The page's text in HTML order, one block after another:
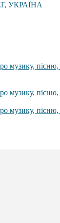
УКРАЇНА